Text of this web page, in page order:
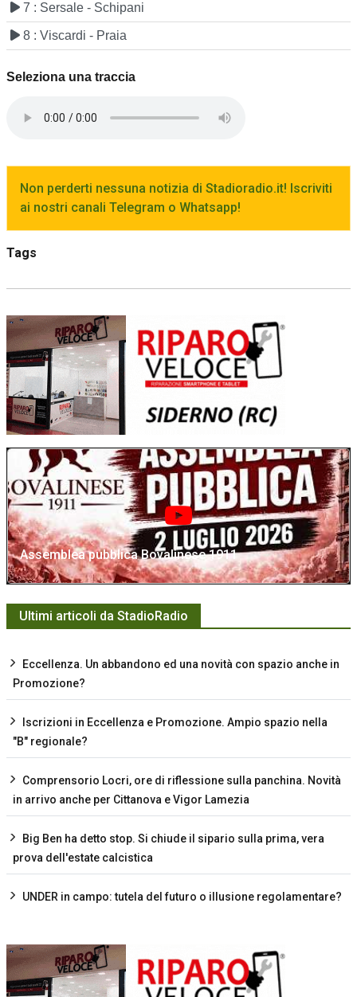
7 : Sersale - Schipani
8 : Viscardi - Praia
Seleziona una traccia
Non perderti nessuna notizia di Stadioradio.it! Iscriviti
ai nostri canali Telegram o Whatsapp!
Tags
Assemblea pubblica Bovalinese 1911
Ultimi articoli da StadioRadio
Eccellenza. Un abbandono ed una novità con spazio anche in
Promozione?
Iscrizioni in Eccellenza e Promozione. Ampio spazio nella
"B" regionale?
Comprensorio Locri, ore di riflessione sulla panchina. Novità
in arrivo anche per Cittanova e Vigor Lamezia
Big Ben ha detto stop. Si chiude il sipario sulla prima, vera
prova dell'estate calcistica
UNDER in campo: tutela del futuro o illusione regolamentare?